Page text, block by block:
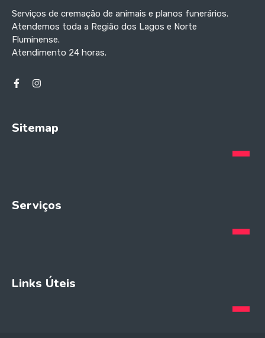
Serviços de cremação de animais e planos funerários.
Atendemos toda a Região dos Lagos e Norte
Fluminense.
Atendimento 24 horas.
Sitemap
Serviços
Links Úteis